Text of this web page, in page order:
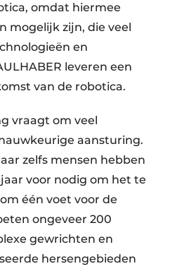
omdat hiermee
mogelijk zijn, die veel
en
leveren een
van de robotica.
vraagt om veel
aansturing.
zelfs mensen hebben
voor nodig om het te
één voet voor de
ongeveer 200
gewrichten en
hersengebieden